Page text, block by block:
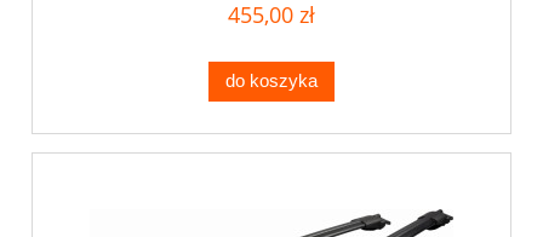
455,00 zł
do koszyka